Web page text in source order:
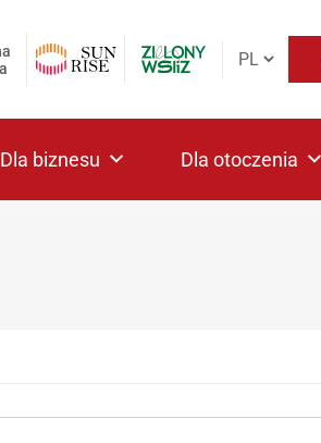
Dla biznesu Dla otoczenia